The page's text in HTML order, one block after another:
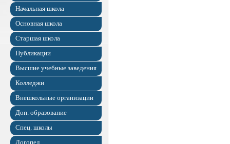
Начальная школа
Основная школа
Старшая школа
Публикации
Высшие учебные заведения
Колледжи
Внешкольные организации
Доп. образование
Спец. школы
Логопед